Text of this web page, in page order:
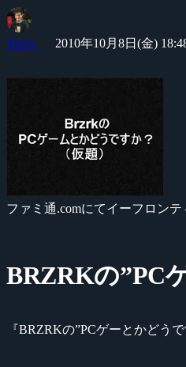
Yossy 2010年10月8日(金)
ファミ通.comにてイーフロンテ
BRZRKの”PC
『BRZRKの”PCゲーとかどう